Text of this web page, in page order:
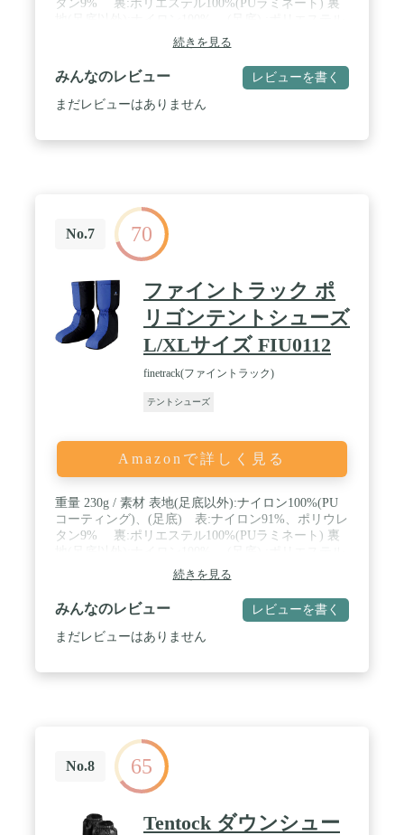
タン9% 裏:ポリエステル100%(PUラミネート) 裏
100% 中綿 :ポリエステル100%(ファインポリゴン) /
原産国 日本 / 注釈 スタッフバック付き
続きを見る
みんなのレビュー レビューを書く
まだレビューはありません
No.7 70
ファイントラック ポ
リゴンテントシューズ
L/XLサイズ FIU0112
finetrack(ファイントラック)
テントシューズ
Amazonで詳しく見る
重量 230g / 素材 表地(足底以外):ナイロン100%(PU
コーティング)、(足底) 表:ナイロン91%、ポリウレ
タン9% 裏:ポリエステル100%(PUラミネート) 裏
100% 中綿 :ポリエステル100%(ファインポリゴン) /
原産国 日本 / 注釈 スタッフバック付き
続きを見る
みんなのレビュー レビューを書く
まだレビューはありません
No.8 65
Tentock ダウンシュー